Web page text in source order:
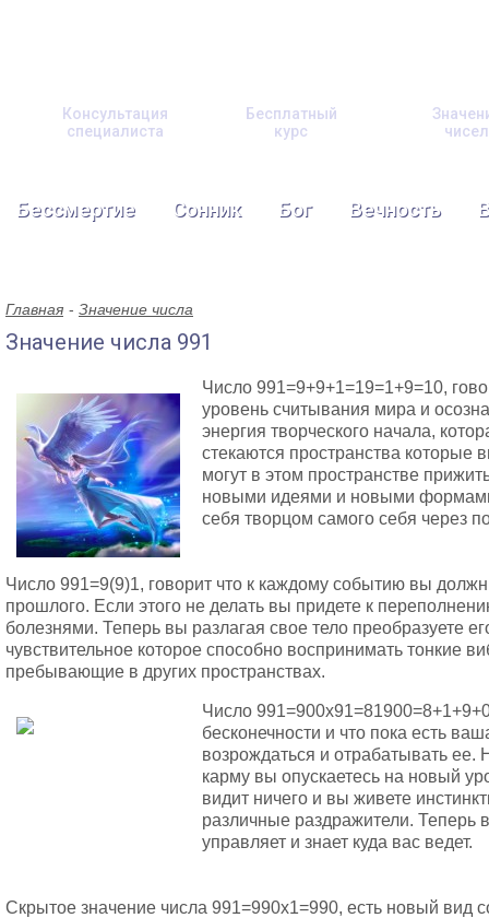
Консультация
специалиста
Бесплатный
курс
чисел
Бессмертие Сонник Бог Вечность
Главная Значение числа
Значение числа 991
Число 991=9+9+1=19=1+9=10,
уровень считывания мира и
энергия творческого начала,
стекаются пространства
могут в этом пространстве
новыми идеями и новыми
себя творцом самого себя через
Число 991=9(9)1, говорит что к каждому событию вы
прошлого. Если этого не делать вы придете к
болезнями. Теперь вы разлагая свое тело преобразуете
чувствительное которое способно воспринимать тонкие
пребывающие в других пространствах.
Число
бесконечности и что пока есть
возрождаться и отрабатывать ее.
карму вы опускаетесь на новый
видит ничего и вы живете
различные раздражители. Теперь
управляет и знает куда вас ведет.
Скрытое значение числа 991=990х1=990, есть новый вид